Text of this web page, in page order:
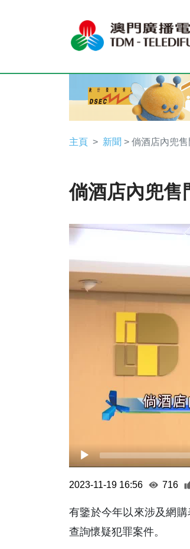
主頁 新聞 > 倘酒店內兜
倘酒店內兜售
Video
2023-11-19 16:56 716
有鑒於今年以來涉及網
查詢懷疑犯罪案件。